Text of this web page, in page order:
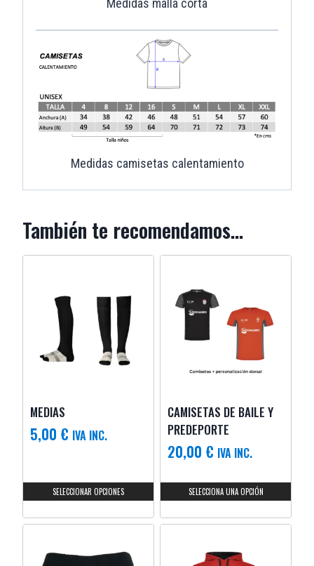
Medidas camisetas calentamiento
También te recomendamos…
MEDIAS
5,00 € IVA INC.
SELECCIONAR OPCIONES
CAMISETAS DE BAILE Y
PREDEPORTE
20,00 € IVA INC.
SELECCIONA UNA OPCIÓN